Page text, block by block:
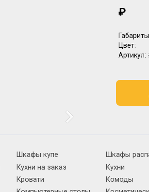
₽
Цвет:
Артикул:
Шкафы купе
Шкафы
Кухни на заказ
Кухни
Кровати
Комоды